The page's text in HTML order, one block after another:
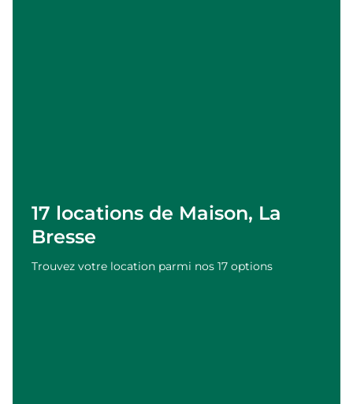
17 locations de Maison, La
Bresse
Trouvez votre location parmi nos 17 options